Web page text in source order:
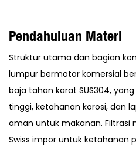
Pendahuluan Materi
Struktur utama dan bagian
lumpur bermotor komersial
baja tahan karat SUS304,
tinggi, ketahanan korosi, dan
aman untuk makanan. Filtrasi
Swiss impor untuk ketahanan